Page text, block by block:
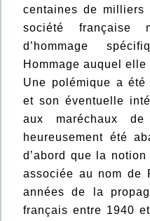
centaines de
société française
d’hommage
Hommage auquel elle
Une polémique a été
et son éventuelle
aux maréchaux
heureusement été
d’abord que la
associée au nom de
années de la
français entre 1940